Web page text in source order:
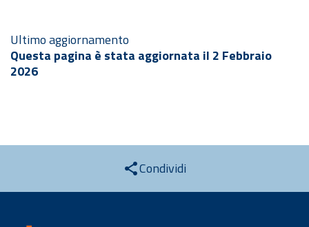
Ultimo aggiornamento
Questa pagina è stata aggiornata il 2 Febbraio
2026
Condividi